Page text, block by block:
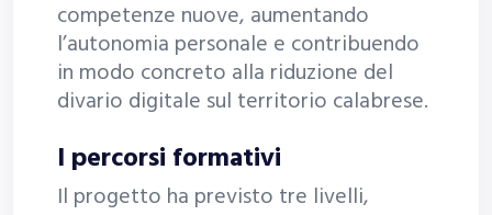
competenze nuove, aumentando
l’autonomia personale e contribuendo
in modo concreto alla riduzione del
divario digitale sul territorio calabrese.
I percorsi formativi
Il progetto ha previsto tre livelli,